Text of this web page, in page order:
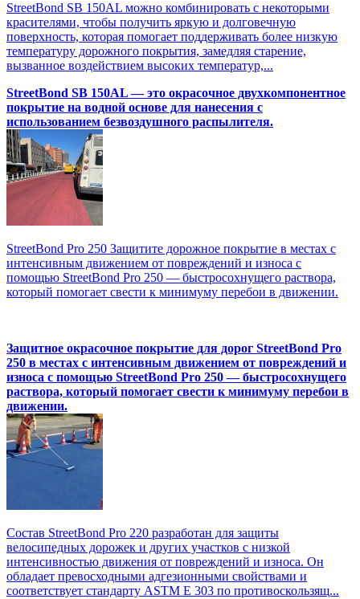
StreetBond SB 150AL можно комбинировать с некоторыми
красителями, чтобы получить яркую и долговечную
поверхность, которая помогает поддерживать более низкую
температуру дорожного покрытия, замедляя старение,
вызванное воздействием высоких температур,...
StreetBond SB 150AL — это окрасочное двухкомпонентное
покрытие на водной основе для нанесения с
использованием безвоздушного распылителя.
StreetBond Pro 250 Защитите дорожное покрытие в местах с
интенсивным движением от повреждений и износа с
помощью StreetBond Pro 250 — быстросохнущего раствора,
который помогает свести к минимуму перебои в движении.
Защитное окрасочное покрытие для дорог StreetBond Pro
250 в местах с интенсивным движением от повреждений и
износа с помощью StreetBond Pro 250 — быстросохнущего
раствора, который помогает свести к минимуму перебои в
движении.
Состав StreetBond Pro 220 разработан для защиты
велосипедных дорожек и других участков с низкой
интенсивностью движения от повреждений и износа. Он
обладает превосходными адгезионными свойствами и
соответствует стандарту ASTM E 303 по противоскользящ...